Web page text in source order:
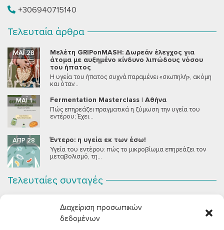
Διαχείριση προσωπικών
δεδομένων
+306940715140
Τελευταία άρθρα
Μελέτη GRIPonMASH: Δωρεάν έλεγχος για
άτομα με αυξημένο κίνδυνο λιπώδους νόσου
του ήπατος
ΜΆΙ 28
Η υγεία του ήπατος συχνά παραμένει «σιωπηλή», ακόμη
και όταν...
Fermentation Masterclass | Αθήνα
ΜΆΙ 1
Πώς επηρεάζει πραγματικά η ζύμωση την υγεία του
εντέρου; Έχει...
Έντερο: η υγεία εκ των έσω!
ΑΠΡ 28
Υγεία του εντέρου: πώς το μικροβίωμα επηρεάζει τον
μεταβολισμό, τη...
Τελευταίες συνταγές
Μια μους σοκολάτας για όλους εμάς που θέλουμε να
συστήσουμε...